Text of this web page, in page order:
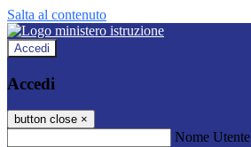
Salta al contenuto
Accedi
Accedi
button close ×
Nome Utente